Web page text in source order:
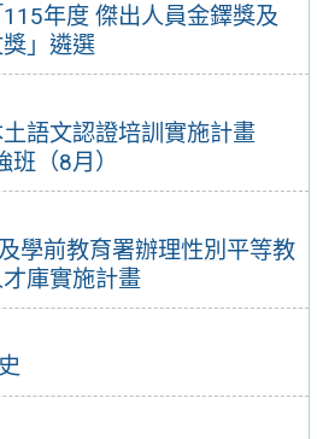
年度 傑出人員金鐸獎及
」遴選
語文認證培訓實施計畫
（8月）
學前教育署辦理性別平等教
庫實施計畫